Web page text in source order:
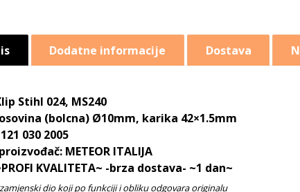
Dodatne informacije Dostava
Stihl 024, MS240
(bolcna) Ø10mm, karika 42×1.5mm
030 2005
METEOR ITALIJA
KVALITETA~ -brza dostava- ~1 dan~